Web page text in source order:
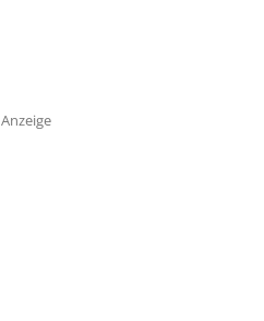
Anzeige